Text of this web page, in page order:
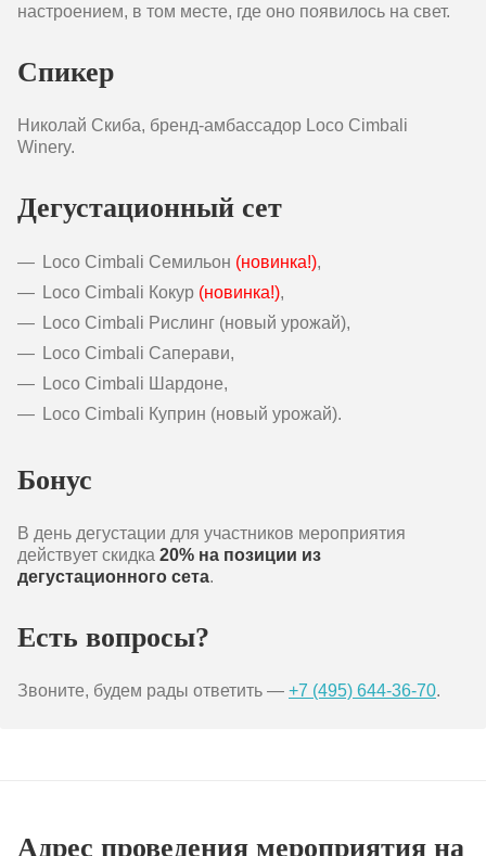
настроением, в том месте, где оно появилось на свет.
Спикер
Николай Скиба, бренд-амбассадор Loco Cimbali
Winery.
Дегустационный сет
Loco Cimbali Семильон (новинка!),
Loco Cimbali Кокур (новинка!),
Loco Cimbali Рислинг (новый урожай),
Loco Cimbali Саперави,
Loco Cimbali Шардоне,
Loco Cimbali Куприн (новый урожай).
Бонус
В день дегустации для участников мероприятия
действует скидка 20% на позиции из
дегустационного сета.
Есть вопросы?
Звоните, будем рады ответить — +7 (495) 644-36-70.
Адрес проведения мероприятия на